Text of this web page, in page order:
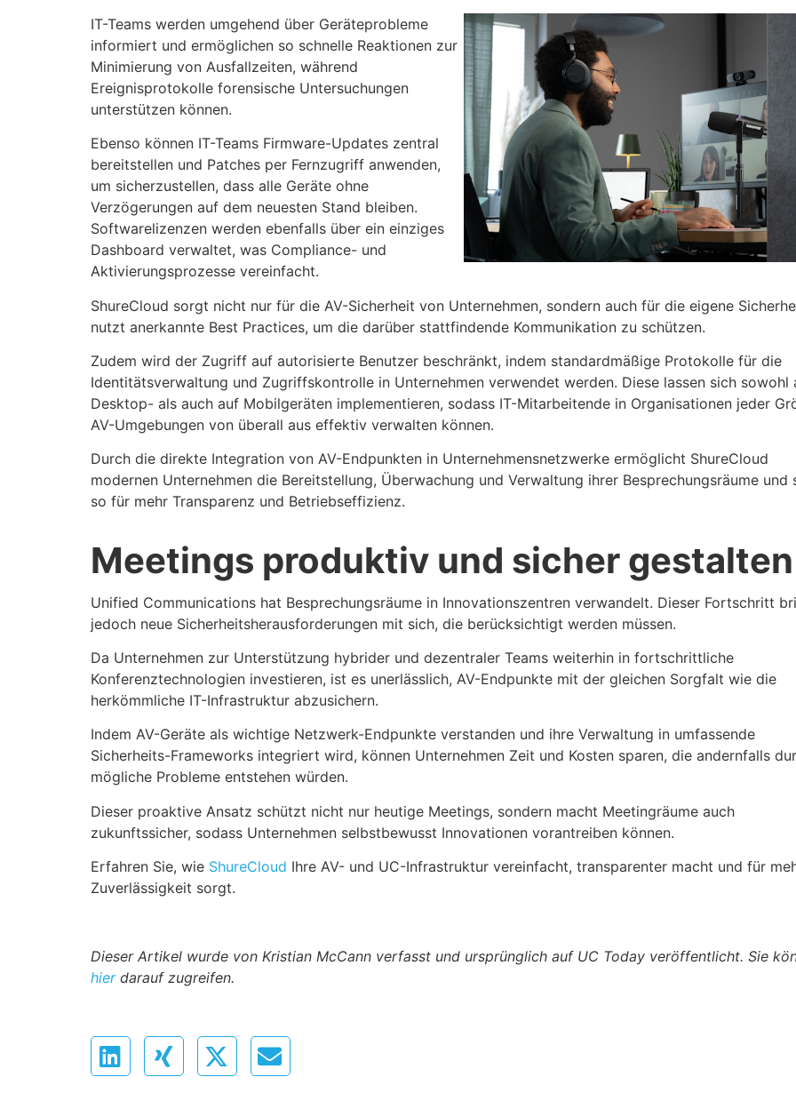
IT-Teams werden umgehend über Geräteprobleme
informiert und ermöglichen so schnelle Reaktionen zur
Minimierung von Ausfallzeiten, während
Ereignisprotokolle forensische Untersuchungen
unterstützen können.
Ebenso können IT-Teams Firmware-Updates zentral
bereitstellen und Patches per Fernzugriff anwenden,
um sicherzustellen, dass alle Geräte ohne
Verzögerungen auf dem neuesten Stand bleiben.
Softwarelizenzen werden ebenfalls über ein einziges
Dashboard verwaltet, was Compliance- und
Aktivierungsprozesse vereinfacht.
ShureCloud sorgt nicht nur für die AV-Sicherheit von Unternehmen, sondern auch für die eigene
nutzt anerkannte Best Practices, um die darüber stattfindende Kommunikation zu schützen.
Zudem wird der Zugriff auf autorisierte Benutzer beschränkt, indem standardmäßige Protokolle für die
Identitätsverwaltung und Zugriffskontrolle in Unternehmen verwendet werden. Diese lassen sich sowohl
Desktop- als auch auf Mobilgeräten implementieren, sodass IT-Mitarbeitende in Organisationen jeder
AV-Umgebungen von überall aus effektiv verwalten können.
Durch die direkte Integration von AV-Endpunkten in Unternehmensnetzwerke ermöglicht ShureCloud
modernen Unternehmen die Bereitstellung, Überwachung und Verwaltung ihrer Besprechungsräume und
so für mehr Transparenz und Betriebseffizienz.
Meetings produktiv und sicher gestalten
Unified Communications hat Besprechungsräume in Innovationszentren verwandelt. Dieser Fortschritt
jedoch neue Sicherheitsherausforderungen mit sich, die berücksichtigt werden müssen.
Da Unternehmen zur Unterstützung hybrider und dezentraler Teams weiterhin in fortschrittliche
Konferenztechnologien investieren, ist es unerlässlich, AV-Endpunkte mit der gleichen Sorgfalt wie die
herkömmliche IT-Infrastruktur abzusichern.
Indem AV-Geräte als wichtige Netzwerk-Endpunkte verstanden und ihre Verwaltung in umfassende
Sicherheits-Frameworks integriert wird, können Unternehmen Zeit und Kosten sparen, die andernfalls
mögliche Probleme entstehen würden.
Dieser proaktive Ansatz schützt nicht nur heutige Meetings, sondern macht Meetingräume auch
zukunftssicher, sodass Unternehmen selbstbewusst Innovationen vorantreiben können.
Erfahren Sie, wie ShureCloud Ihre AV- und UC-Infrastruktur vereinfacht, transparenter macht und für
Zuverlässigkeit sorgt.
Dieser Artikel wurde von Kristian McCann verfasst und ursprünglich auf UC Today veröffentlicht. Sie
hierdarauf zugreifen.